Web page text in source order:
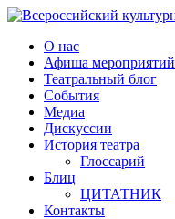
О нас
Афиша мероприятий
Театральный блог
События
Медиа
Дискуссии
История театра
Глоссарий
Блиц
ЦИТАТНИК
Контакты